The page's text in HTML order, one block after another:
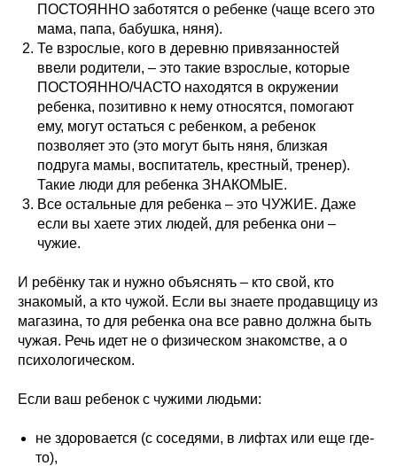
ПОСТОЯННО заботятся о ребенке (чаще всего это
мама, папа, бабушка, няня).
Те взрослые, кого в деревню привязанностей
ввели родители, – это такие взрослые, которые
ПОСТОЯННО/ЧАСТО находятся в окружении
ребенка, позитивно к нему относятся, помогают
ему, могут остаться с ребенком, а ребенок
позволяет это (это могут быть няня, близкая
подруга мамы, воспитатель, крестный, тренер).
Такие люди для ребенка ЗНАКОМЫЕ.
Все остальные для ребенка – это ЧУЖИЕ. Даже
если вы хаете этих людей, для ребенка они –
чужие.
И ребёнку так и нужно объяснять – кто свой, кто
знакомый, а кто чужой. Если вы знаете продавщицу из
магазина, то для ребенка она все равно должна быть
чужая. Речь идет не о физическом знакомстве, а о
психологическом.
Если ваш ребенок с чужими людьми:
не здоровается (с соседями, в лифтах или еще где-
то),